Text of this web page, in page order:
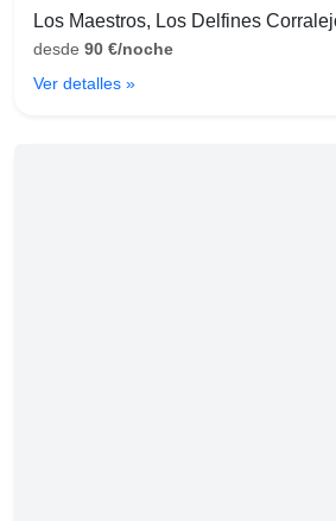
Los Maestros, Los Delfines
desde 90 €/noche
Ver detalles »